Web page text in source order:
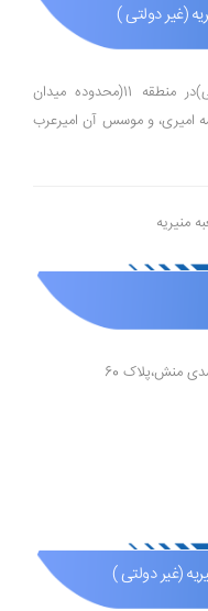
(غیر دولتی )
مدرسهعلوی شعبه منیریه دخترانه(غیر دولتی)در منطقه 11(محدوده میدان
امیری، و موسس آن امیرعرب
منیریه
منش،پلاک 60
(غیر دولتی )